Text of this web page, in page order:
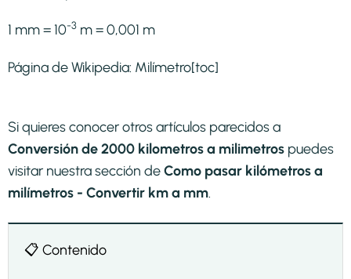
1 mm = 10-3 m = 0,001 m
Página de Wikipedia: Milímetro[toc]
Si quieres conocer otros artículos parecidos a
Conversión de 2000 kilometros a milimetros puedes
visitar nuestra sección deComo pasar kilómetros a
milímetros - Convertir km a mm.
📋 Contenido